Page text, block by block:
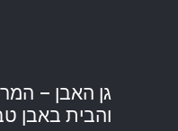
גן האבן –
והבית באבן